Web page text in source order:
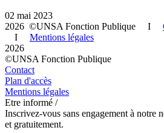
02 mai 2023
2026 ©UNSA Fonction Publique I
I Mentions légales
2026
©UNSA Fonction Publique
Contact
Plan d'accès
Mentions légales
Etre informé /
Inscrivez-vous sans engagement à notre
et gratuitement.